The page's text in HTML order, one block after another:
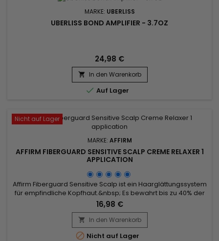
MARKE: UBERLISS
UBERLISS BOND AMPLIFIER - 3.7OZ
24,98 €
 In den Warenkorb
 Auf Lager
Nicht auf Lager
MARKE: AFFIRM
AFFIRM FIBERGUARD SENSITIVE SCALP CREME RELAXER 1
APPLICATION
Affirm Fiberguard Sensitive Scalp ist ein Haarglättungssystem
für empfindliche Kopfhaut.&nbsp; Es bewahrt bis zu 40% der
Stärke des Haares im Vergleich zu herkömmlichen
Relaxern.&nbsp; Formuliert mit einem exklusiven Avlon
Complex (FSC), stärkt es die Haarstruktur beim Glätten,
verleiht dem Haar nach dem Glätten mehr Elastizität und...
16,98 €
 In den Warenkorb
 Nicht auf Lager